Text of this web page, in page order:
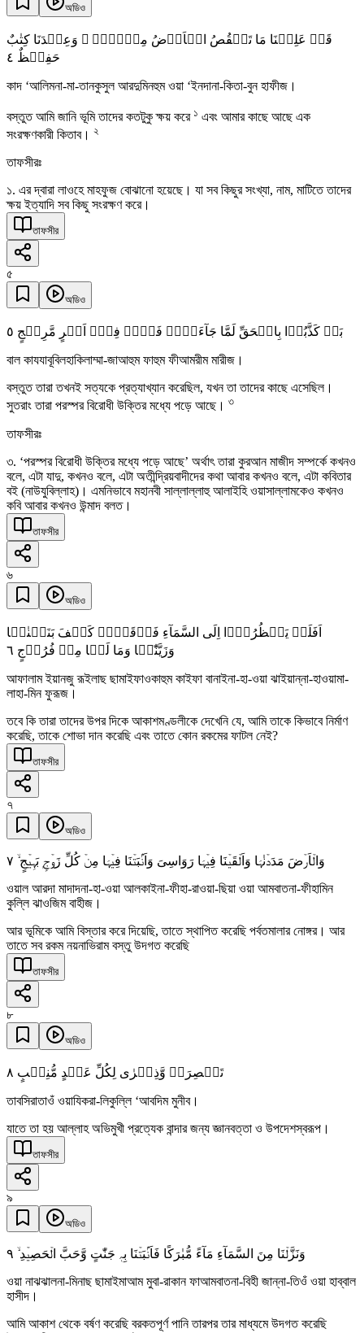
অডিও
قَدۡ عَلِمۡنَا مَا تَنۡقُصُ الۡاَرۡضُ مِنۡہُمۡ ۚ وَعِنۡدَنَا کِتٰبٌ
حَفِیۡظٌ ٤
কাদ ‘আলিমনা-মা-তানকুসুল আরদুমিনহুম ওয়া ‘ইনদানা-কিতা-বুন হাফীজ।
বস্তুত আমি জানি ভূমি তাদের কতটুকু ক্ষয় করে ১ এবং আমার কাছে আছে এক
সংরক্ষণকারী কিতাব। ২
তাফসীরঃ
১. এর দ্বারা লাওহে মাহফুজ বোঝানো হয়েছে। যা সব কিছুর সংখ্যা, নাম, মাটিতে তাদের
ক্ষয় ইত্যাদি সব কিছু সংরক্ষণ করে।
তাফসীর
৫
অডিও
بَلۡ کَذَّبُوۡا بِالۡحَقِّ لَمَّا جَآءَہُمۡ فَہُمۡ فِیۡۤ اَمۡرٍ مَّرِیۡجٍ ٥
বাল কাযযাবূবিলহাকিলাম্মা-জাআহুম ফাহুম ফীআমরীম মারীজ।
বস্তুত তারা তখনই সত্যকে প্রত্যাখ্যান করেছিল, যখন তা তাদের কাছে এসেছিল।
সুতরাং তারা পরস্পর বিরোধী উক্তির মধ্যে পড়ে আছে। ৩
তাফসীরঃ
৩. ‘পরস্পর বিরোধী উক্তির মধ্যে পড়ে আছে’ অর্থাৎ তারা কুরআন মাজীদ সম্পর্কে কখনও
বলে, এটা যাদু, কখনও বলে, এটা অতীন্দ্রিয়বাদীদের কথা আবার কখনও বলে, এটা কবিতার
বই (নাউযুবিল্লাহ)। এমনিভাবে মহানবী সাল্লাল্লাহু আলাইহি ওয়াসাল্লামকেও কখনও
কবি আবার কখনও উন্মাদ বলত।
তাফসীর
৬
অডিও
اَفَلَمۡ یَنۡظُرُوۡۤا اِلَی السَّمَآءِ فَوۡقَہُمۡ کَیۡفَ بَنَیۡنٰہَا
وَزَیَّنّٰہَا وَمَا لَہَا مِنۡ فُرُوۡجٍ ٦
আফালাম ইয়ানজু রূইলাছ ছামাইফাওকাহুম কাইফা বানাইনা-হা-ওয়া ঝাইয়ান্না-হাওয়ামা-
লাহা-মিন ফুরূজ।
তবে কি তারা তাদের উপর দিকে আকাশমণ্ডলীকে দেখেনি যে, আমি তাকে কিভাবে নির্মাণ
করেছি, তাকে শোভা দান করেছি এবং তাতে কোন রকমের ফাটল নেই?
তাফসীর
৭
অডিও
وَالۡاَرۡضَ مَدَدۡنٰہَا وَاَلۡقَیۡنَا فِیۡہَا رَوَاسِیَ وَاَنۡۢبَتۡنَا فِیۡہَا مِنۡ کُلِّ زَوۡجٍۭ بَہِیۡجٍ ۙ ٧
ওয়াল আরদা মাদাদনা-হা-ওয়া আলকাইনা-ফীহা-রাওয়া-ছিয়া ওয়া আমবাতনা-ফীহামিন
কুল্লি ঝাওজিম বাহীজ।
আর ভূমিকে আমি বিস্তার করে দিয়েছি, তাতে স্থাপিত করেছি পর্বতমালার নোঙ্গর। আর
তাতে সব রকম নয়নাভিরাম বস্তু উদগত করেছি
তাফসীর
৮
অডিও
تَبۡصِرَۃً وَّذِکۡرٰی لِکُلِّ عَبۡدٍ مُّنِیۡبٍ ٨
তাবসিরাতাওঁ ওয়াযিকরা-লিকুল্লি ‘আবদিম মুনীব।
যাতে তা হয় আল্লাহ অভিমুখী প্রত্যেক বান্দার জন্য জ্ঞানবত্তা ও উপদেশস্বরূপ।
তাফসীর
৯
অডিও
وَنَزَّلۡنَا مِنَ السَّمَآءِ مَآءً مُّبٰرَکًا فَاَنۡۢبَتۡنَا بِہٖ جَنّٰتٍ وَّحَبَّ الۡحَصِیۡدِ ۙ ٩
ওয়া নাঝঝালনা-মিনাছ ছামাইমাআম মুবা-রাকান ফাআমবাতনা-বিহী জান্না-তিওঁ ওয়া হাব্বাল
হাসীদ।
আমি আকাশ থেকে বর্ষণ করেছি বরকতপূর্ণ পানি তারপর তার মাধ্যমে উদগত করেছি